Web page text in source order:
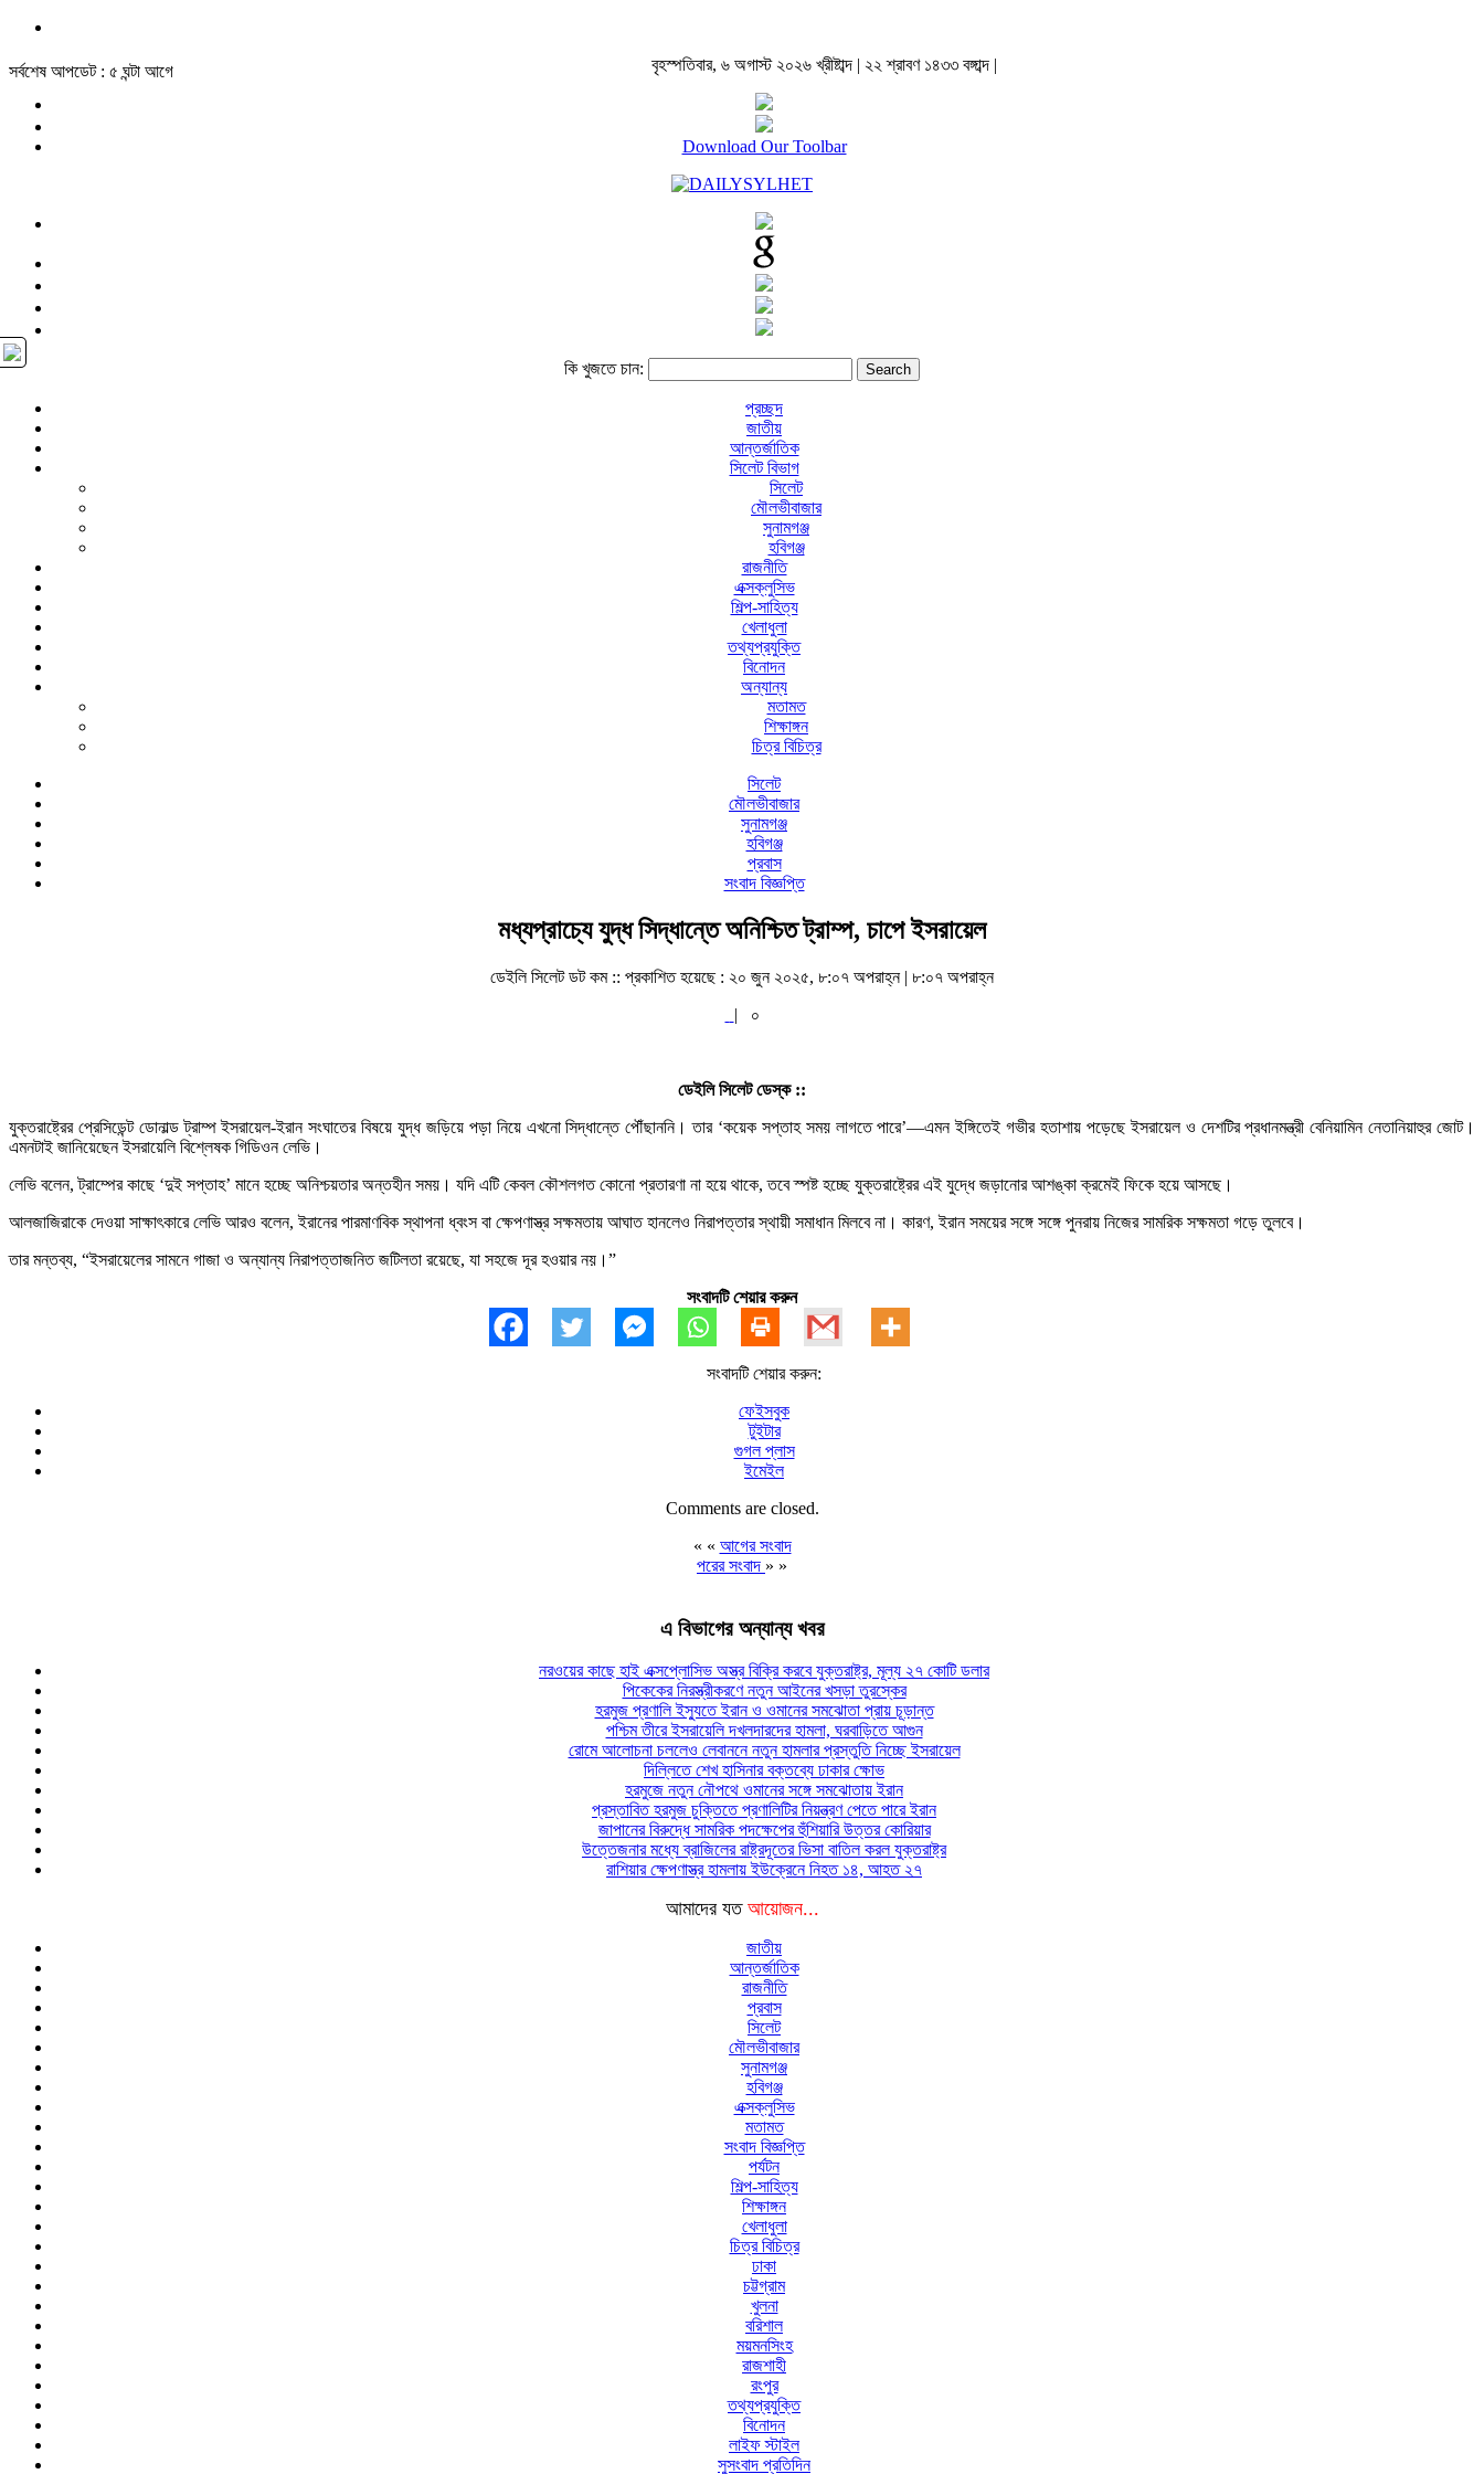
সর্বশেষ আপডেট : ৫ ঘন্টা আগে বৃহস্পতিবার, ৬ অগাস্ট ২০২৬ খ্রীষ্টাব্দ | ২২ শ্রাবণ ১৪৩৩ বঙ্গাব্দ |
Download Our Toolbar
কি খুজতে চান:
প্রচ্ছদ
জাতীয়
আন্তর্জাতিক
সিলেট বিভাগ
সিলেট
মৌলভীবাজার
সুনামগঞ্জ
হবিগঞ্জ
রাজনীতি
এক্সক্লুসিভ
শিল্প-সাহিত্য
খেলাধুলা
তথ্যপ্রযুক্তি
বিনোদন
অন্যান্য
মতামত
শিক্ষাঙ্গন
চিত্র বিচিত্র
সিলেট
মৌলভীবাজার
সুনামগঞ্জ
হবিগঞ্জ
প্রবাস
সংবাদ বিজ্ঞপ্তি
মধ্যপ্রাচ্যে যুদ্ধ সিদ্ধান্তে অনিশ্চিত ট্রাম্প, চাপে ইসরায়েল
ডেইলি সিলেট ডট কম :: প্রকাশিত হয়েছে : ২০ জুন ২০২৫, ৮:০৭ অপরাহ্ন | ৮:০৭ অপরাহ্ন
|
০
ডেইলি সিলেট ডেস্ক ::
যুক্তরাষ্ট্রের প্রেসিডেন্ট ডোনাল্ড ট্রাম্প ইসরায়েল-ইরান সংঘাতের বিষয়ে যুদ্ধ জড়িয়ে পড়া নিয়ে এখনো সিদ্ধান্তে পৌঁছাননি। তার ‘কয়েক সপ্তাহ সময় লাগতে পারে’—এমন ইঙ্গিতেই গভীর হতাশায় পড়েছে ইসরায়েল ও দেশটির প্রধানমন্ত্রী বেনিয়ামিন নেতানিয়াহুর জোট।
এমনটাই জানিয়েছেন ইসরায়েলি বিশ্লেষক গিডিওন লেভি।
লেভি বলেন, ট্রাম্পের কাছে ‘দুই সপ্তাহ’ মানে হচ্ছে অনিশ্চয়তার অন্তহীন সময়। যদি এটি কেবল কৌশলগত কোনো প্রতারণা না হয়ে থাকে, তবে স্পষ্ট হচ্ছে যুক্তরাষ্ট্রের এই যুদ্ধে জড়ানোর আশঙ্কা ক্রমেই ফিকে হয়ে আসছে।
আলজাজিরাকে দেওয়া সাক্ষাৎকারে লেভি আরও বলেন, ইরানের পারমাণবিক স্থাপনা ধ্বংস বা ক্ষেপণাস্ত্র সক্ষমতায় আঘাত হানলেও নিরাপত্তার স্থায়ী সমাধান মিলবে না। কারণ, ইরান সময়ের সঙ্গে সঙ্গে পুনরায় নিজের সামরিক সক্ষমতা গড়ে তুলবে।
তার মন্তব্য, “ইসরায়েলের সামনে গাজা ও অন্যান্য নিরাপত্তাজনিত জটিলতা রয়েছে, যা সহজে দূর হওয়ার নয়।”
সংবাদটি শেয়ার করুন
সংবাদটি শেয়ার করুন:
ফেইসবুক
টুইটার
গুগল প্লাস
ইমেইল
Comments are closed.
« « আগের সংবাদ
পরের সংবাদ » »
এ বিভাগের অন্যান্য খবর
নরওয়ের কাছে হাই এক্সপ্লোসিভ অস্ত্র বিক্রি করবে যুক্তরাষ্ট্র, মূল্য ২৭ কোটি ডলার
পিকেকের নিরস্ত্রীকরণে নতুন আইনের খসড়া তুরস্কের
হরমুজ প্রণালি ইস্যুতে ইরান ও ওমানের সমঝোতা প্রায় চূড়ান্ত
পশ্চিম তীরে ইসরায়েলি দখলদারদের হামলা, ঘরবাড়িতে আগুন
রোমে আলোচনা চললেও লেবাননে নতুন হামলার প্রস্তুতি নিচ্ছে ইসরায়েল
দিল্লিতে শেখ হাসিনার বক্তব্যে ঢাকার ক্ষোভ
হরমুজে নতুন নৌপথে ওমানের সঙ্গে সমঝোতায় ইরান
প্রস্তাবিত হরমুজ চুক্তিতে প্রণালিটির নিয়ন্ত্রণ পেতে পারে ইরান
জাপানের বিরুদ্ধে সামরিক পদক্ষেপের হুঁশিয়ারি উত্তর কোরিয়ার
উত্তেজনার মধ্যে ব্রাজিলের রাষ্ট্রদূতের ভিসা বাতিল করল যুক্তরাষ্ট্র
রাশিয়ার ক্ষেপণাস্ত্র হামলায় ইউক্রেনে নিহত ১৪, আহত ২৭
আমাদের যত আয়োজন...
জাতীয়
আন্তর্জাতিক
রাজনীতি
প্রবাস
সিলেট
মৌলভীবাজার
সুনামগঞ্জ
হবিগঞ্জ
এক্সক্লুসিভ
মতামত
সংবাদ বিজ্ঞপ্তি
পর্যটন
শিল্প-সাহিত্য
শিক্ষাঙ্গন
খেলাধুলা
চিত্র বিচিত্র
ঢাকা
চট্টগ্রাম
খুলনা
বরিশাল
ময়মনসিংহ
রাজশাহী
রংপুর
তথ্যপ্রযুক্তি
বিনোদন
লাইফ স্টাইল
সুসংবাদ প্রতিদিন